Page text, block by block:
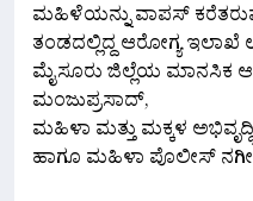
ಮಹಿಳೆಯನ್ನು ವಾಪಸ್
ತಂಡದಲ್ಲಿದ್ದ ಆರೋಗ್ಯ
ಮೈಸೂರು ಜಿಲ್ಲೆಯ ಮಾನಸಿಕ
ಮಂಜುಪ್ರಸಾದ್,
ಮಹಿಳಾ ಮತ್ತು ಮಕ್ಕಳ
ಹಾಗೂ ಮಹಿಳಾ ಪೊಲೀಸ್